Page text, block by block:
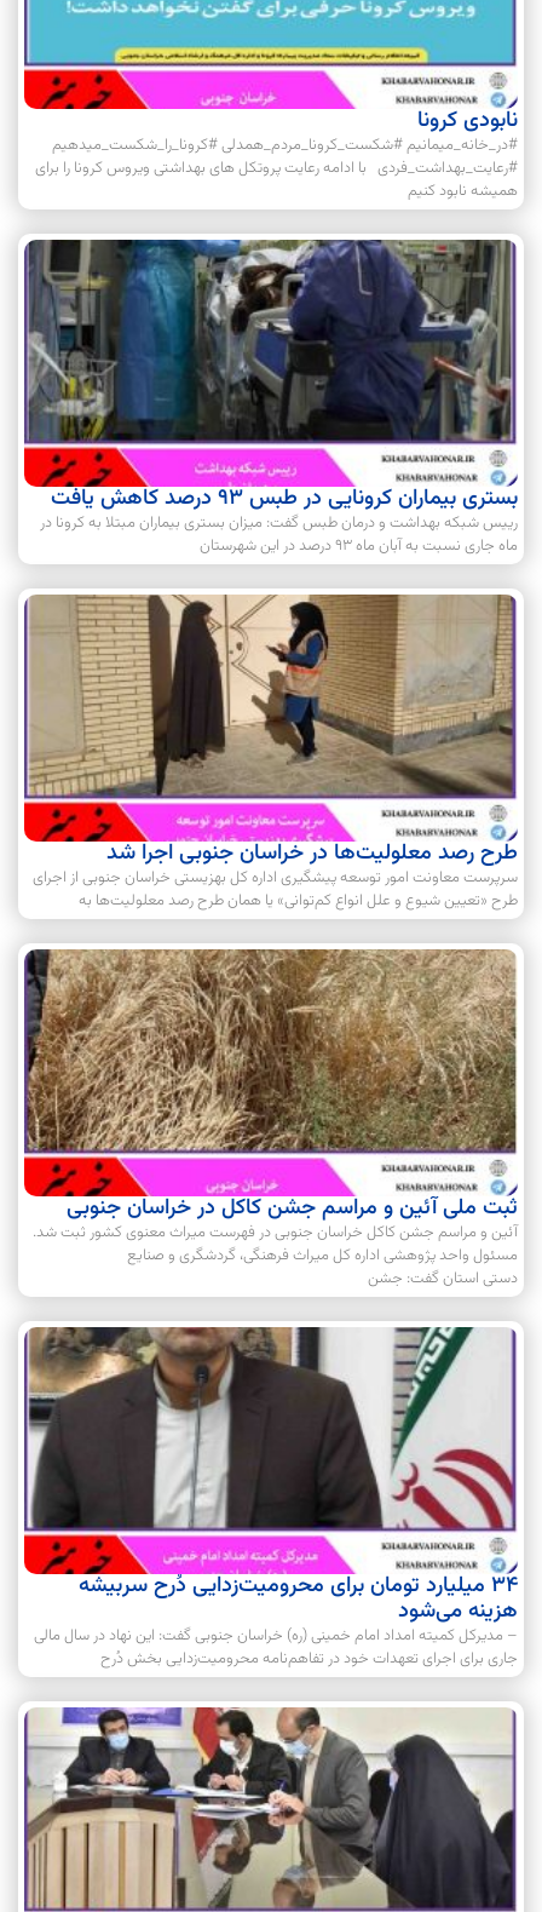
نابودی کرونا
#در_خانه_میمانیم #شکست_کرونا_مردم_همدلی #کرونا_را_شکست_میدهیم
#رعایت_بهداشت_فردی با ادامه رعایت پروتکل های بهداشتی ویروس کرونا را برای
همیشه نابود کنیم
بستری بیماران کرونایی در طبس ۹۳ درصد کاهش یافت
رییس شبکه بهداشت و درمان طبس گفت: میزان بستری بیماران مبتلا به کرونا در
ماه جاری نسبت به آبان ماه ۹۳ درصد در این شهرستان
طرح رصد معلولیت‌ها در خراسان جنوبی اجرا شد
سرپرست معاونت امور توسعه پیشگیری اداره کل بهزیستی خراسان جنوبی از اجرای
طرح «تعیین شیوع و علل انواع کم‌توانی» یا همان طرح رصد معلولیت‌ها به
ثبت ملی آئین و مراسم جشن کاکل در خراسان جنوبی
آئین و مراسم جشن کاکل خراسان جنوبی در فهرست میراث معنوی کشور ثبت شد.
مسئول واحد پژوهشی اداره کل میراث فرهنگی، گردشگری و صنایع
دستی استان گفت: جشن
۳۴ میلیارد تومان برای محرومیت‌زدایی دُرح سربیشه
هزینه می‌شود
– مدیرکل کمیته امداد امام خمینی (ره) خراسان جنوبی گفت: این نهاد در سال مالی
جاری برای اجرای تعهدات خود در تفاهم‌نامه محرومیت‌زدایی بخش دُرح